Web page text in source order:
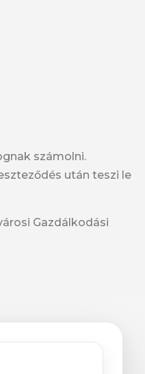
számolni.
után teszi le
Gazdálkodási